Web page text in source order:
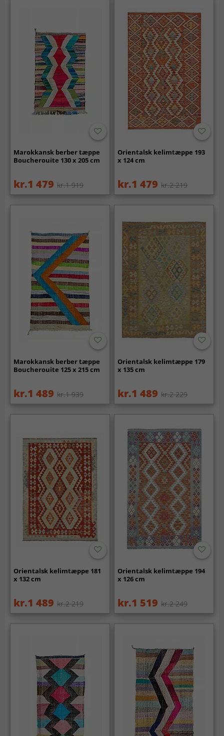
Marokkansk berber tæppe
Boucherouite 130 x 205 cm
kr.1 479 kr.1 919
Orientalsk kelimtæppe 193
x 124 cm
kr.1 479 kr.2 219
Marokkansk berber tæppe
Boucherouite 125 x 215 cm
kr.1 489 kr.1 939
Orientalsk kelimtæppe 179
x 135 cm
kr.1 489 kr.2 229
Orientalsk kelimtæppe 181
x 132 cm
kr.1 489 kr.2 219
Orientalsk kelimtæppe 194
x 126 cm
kr.1 519 kr.2 249